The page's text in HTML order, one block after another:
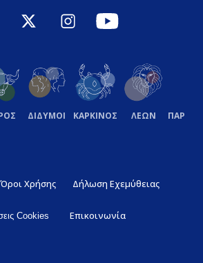
ΔΙΔΥΜΟΙ ΚΑΡΚΙΝΟΣ ΛΕΩΝ
Όροι Χρήσης Δήλωση Εχεμύθειας
Cookies Επικοινωνία